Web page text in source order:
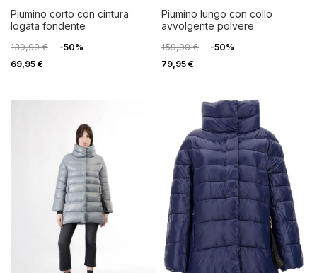
piumino corto con cintura
logata fondente
139,90 €
-50%
69,95 €
piumino lungo con collo
avvolgente polvere
159,90 €
-50%
79,95 €